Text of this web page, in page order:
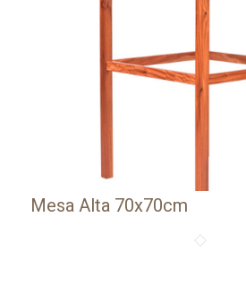
Mesa Alta 70x70cm